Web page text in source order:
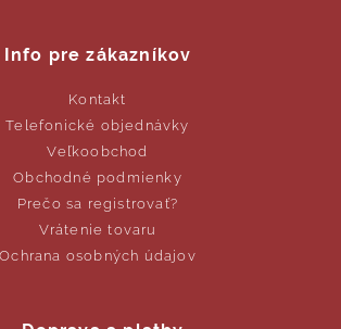
Info pre zákazníkov
Kontakt
Telefonické objednávky
Veľkoobchod
Obchodné podmienky
Prečo sa registrovať?
Vrátenie tovaru
Ochrana osobných údajov